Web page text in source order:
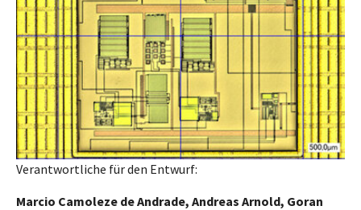
Verantwortliche für den Entwurf:
Marcio Camoleze de Andrade, Andreas Arnold, Goran